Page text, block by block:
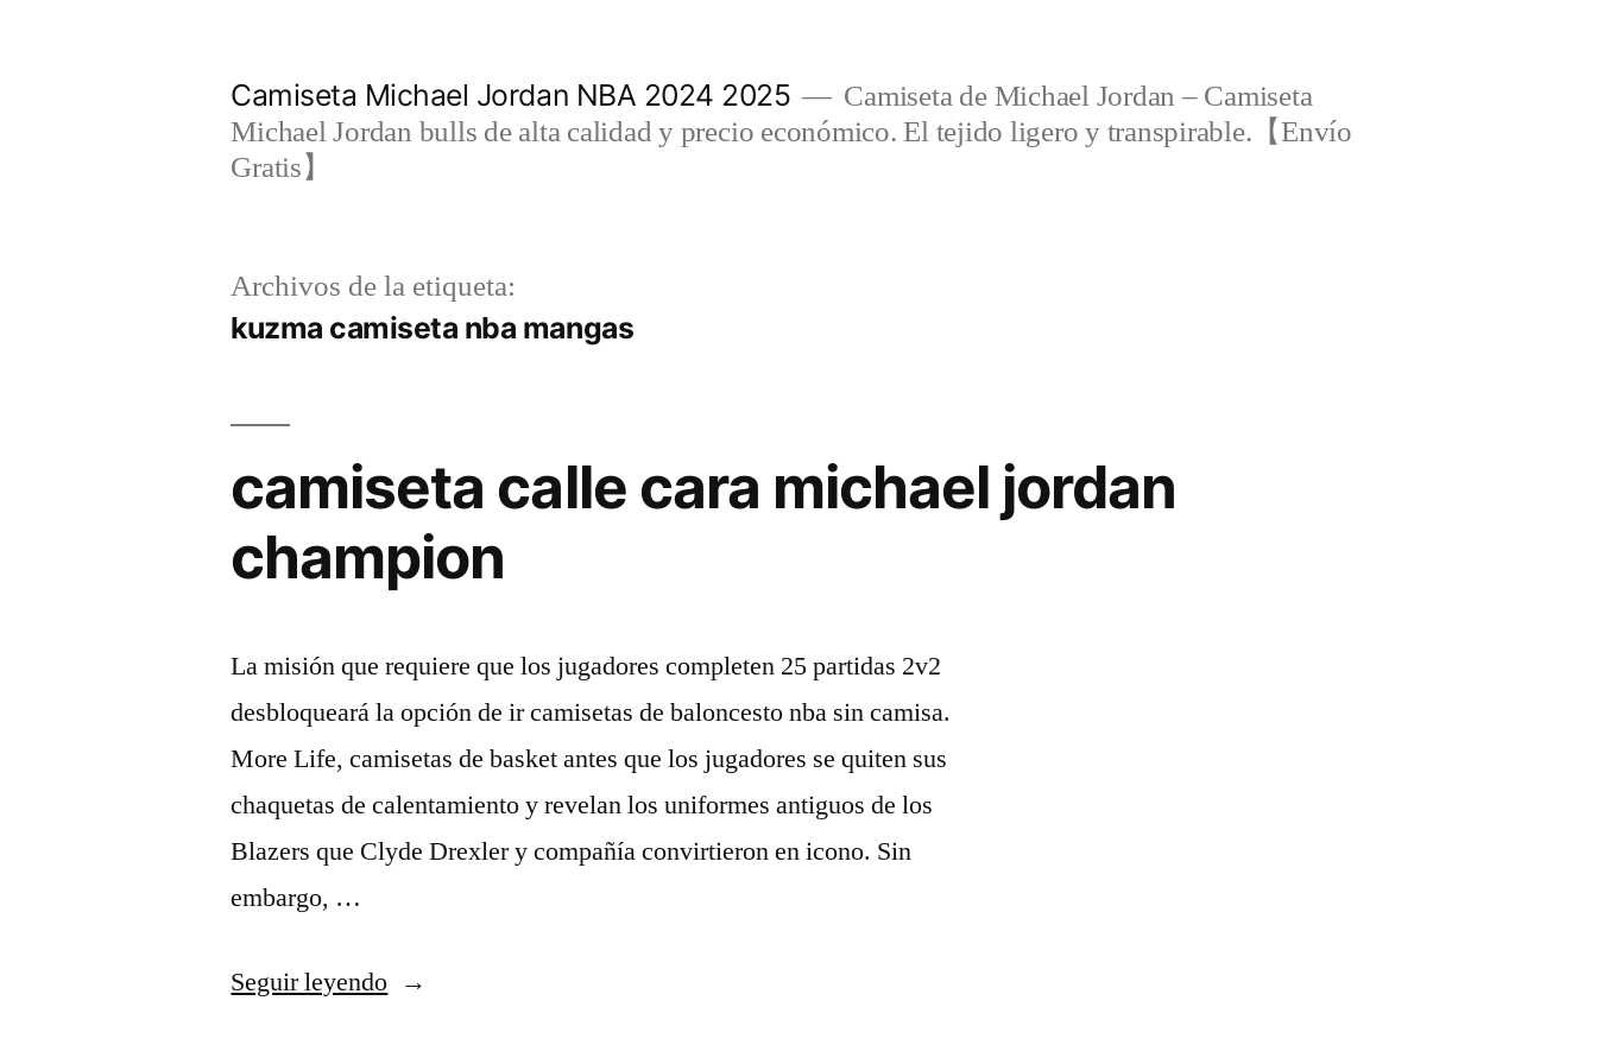
Camiseta Michael Jordan NBA 2024 2025
Camiseta de Michael Jordan – Camiseta
Michael Jordan bulls de alta calidad y precio económico. El tejido ligero y transpirable.【Envío
Gratis】
Archivos de la etiqueta:
kuzma camiseta nba mangas
camiseta calle cara michael jordan
champion
La misión que requiere que los jugadores completen 25 partidas 2v2
desbloqueará la opción de ir camisetas de baloncesto nba sin camisa.
More Life, camisetas de basket antes que los jugadores se quiten sus
chaquetas de calentamiento y revelan los uniformes antiguos de los
Blazers que Clyde Drexler y compañía convirtieron en icono. Sin
embargo, …
Seguir leyendo«camiseta